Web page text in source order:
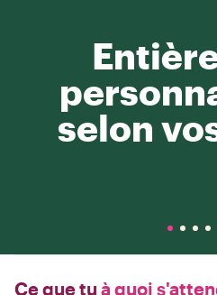
selon
Ce que tu à quoi